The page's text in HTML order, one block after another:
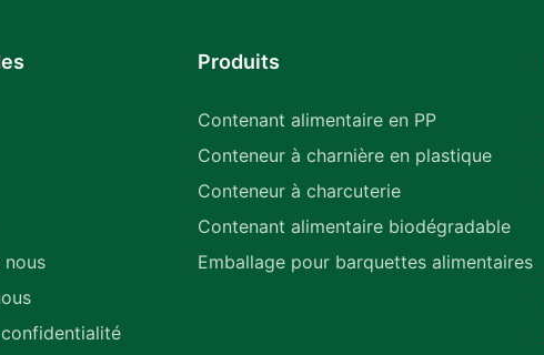
Produits
Contenant alimentaire en PP
Conteneur à charnière en plastique
Conteneur à charcuterie
Contenant alimentaire biodégradable
Emballage pour barquettes alimentaires